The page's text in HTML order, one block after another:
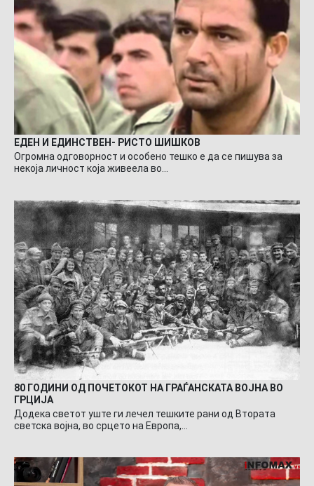
ЕДЕН И ЕДИНСТВЕН- РИСТО ШИШКОВ
Огромна одговорност и особено тешко е да се пишува за
некоја личност која живеела во…
80 ГОДИНИ ОД ПОЧЕТОКОТ НА ГРАЃАНСКАТА ВОЈНА ВО
ГРЦИЈА
Додека светот уште ги лечел тешките рани од Втората
светска војна, во срцето на Европа,…